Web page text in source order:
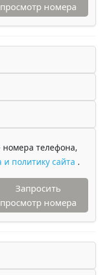
просмотр номера
телефона,
и политику сайта .
Запросить
просмотр номера